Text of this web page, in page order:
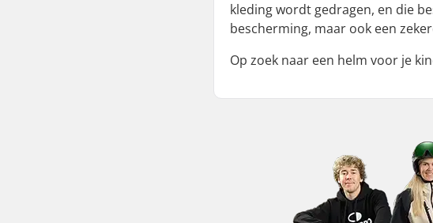
kleding wordt gedragen, en die
bescherming, maar ook een
Op zoek naar een helm voor je